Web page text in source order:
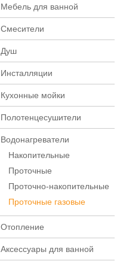
Мебель для ванной
Смесители
Душ
Инсталляции
Кухонные мойки
Полотенцесушители
Водонагреватели
Накопительные
Проточные
Проточно-накопительные
Проточные газовые
Отопление
Аксессуары для ванной